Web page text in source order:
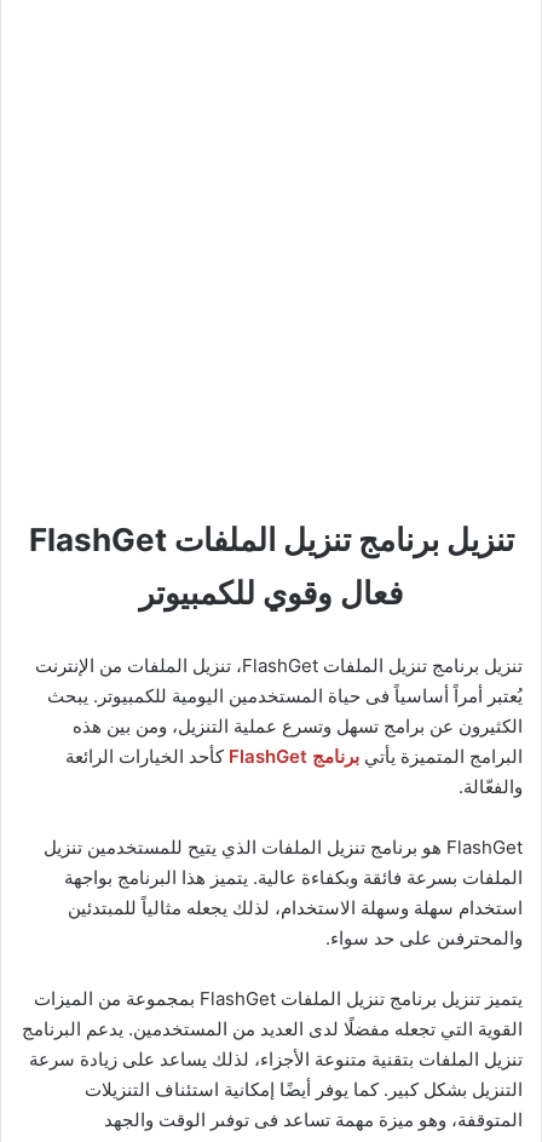
تنزيل برنامج تنزيل الملفات FlashGet
فعال وقوي للكمبيوتر
تنزيل برنامج تنزيل الملفات FlashGet، تنزيل الملفات من الإنترنت
يُعتبر أمراً أساسياً فى حياة المستخدمين اليومية للكمبيوتر. يبحث
الكثيرون عن برامج تسهل وتسرع عملية التنزيل، ومن بين هذه
البرامج المتميزة يأتي برنامج FlashGet
كأحد الخيارات الرائعة
والفعّالة.
FlashGet هو برنامج تنزيل الملفات الذي يتيح للمستخدمين تنزيل
الملفات بسرعة فائقة وبكفاءة عالية. يتميز هذا البرنامج بواجهة
استخدام سهلة وسهلة الاستخدام، لذلك يجعله مثالياً للمبتدئين
والمحترفىن على حد سواء.
يتميز تنزيل برنامج تنزيل الملفات FlashGet بمجموعة من الميزات
القوية التي تجعله مفضلًا لدى العديد من المستخدمين. يدعم البرنامج
تنزيل الملفات بتقنية متنوعة الأجزاء، لذلك يساعد على زيادة سرعة
التنزيل بشكل كبير. كما يوفر أيضًا إمكانية استئناف التنزيلات
المتوقفة، وهو ميزة مهمة تساعد فى توفىر الوقت والجهد